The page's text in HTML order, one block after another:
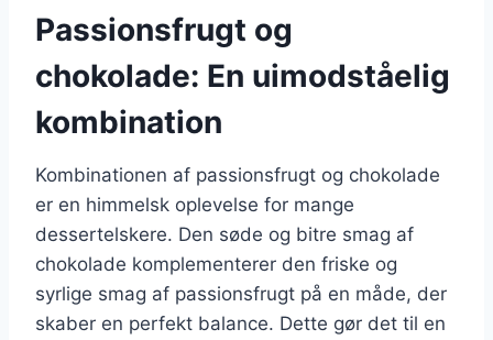
Passionsfrugt og
chokolade: En uimodståelig
kombination
Kombinationen af passionsfrugt og chokolade
er en himmelsk oplevelse for mange
dessertelskere. Den søde og bitre smag af
chokolade komplementerer den friske og
syrlige smag af passionsfrugt på en måde, der
skaber en perfekt balance. Dette gør det til en